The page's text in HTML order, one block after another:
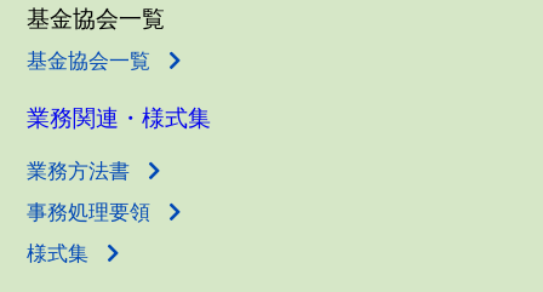
基金協会一覧
基金協会一覧
業務関連・様式集
業務方法書
事務処理要領
様式集